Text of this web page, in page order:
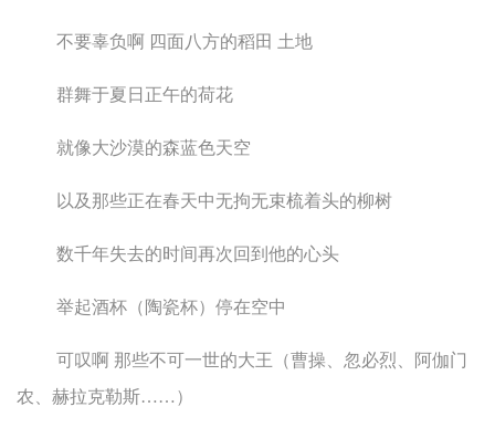
不要辜负啊 四面八方的稻田 土地
群舞于夏日正午的荷花
就像大沙漠的森蓝色天空
以及那些正在春天中无拘无束梳着头的柳树
数千年失去的时间再次回到他的心头
举起酒杯（陶瓷杯）停在空中
可叹啊 那些不可一世的大王（曹操、忽必烈、阿伽门
农、赫拉克勒斯……）